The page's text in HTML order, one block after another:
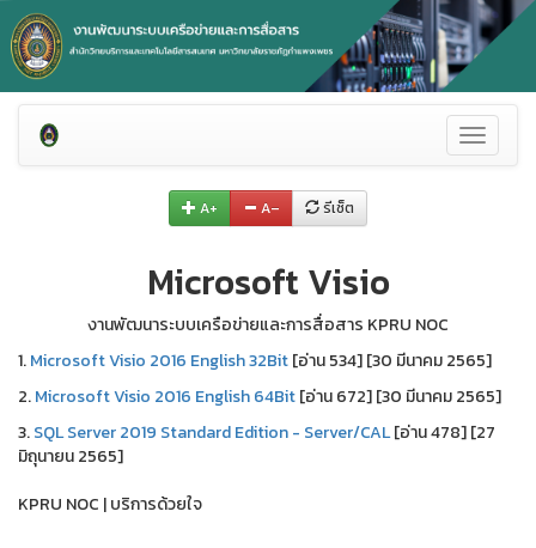
Toggle
A+ A– รีเซ็ต
Microsoft Visio
งานพัฒนาระบบเครือข่ายและการสื่อสาร KPRU NOC
1.Microsoft Visio 2016 English 32Bit[อ่าน 534] [30 มีนาคม 2565]
2.Microsoft Visio 2016 English 64Bit[อ่าน 672] [30 มีนาคม 2565]
3.SQL Server 2019 Standard Edition - Server/CAL[อ่าน 478] [27
มิถุนายน 2565]
KPRU NOC | บริการด้วยใจ